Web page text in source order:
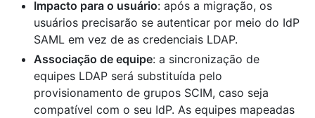
Impacto para o usuário: após a migração, os
usuários precisarão se autenticar por meio do IdP
SAML em vez de as credenciais LDAP.
Associação de equipe: a sincronização de
equipes LDAP será substituída pelo
provisionamento de grupos SCIM, caso seja
compatível com o seu IdP. As equipes mapeadas